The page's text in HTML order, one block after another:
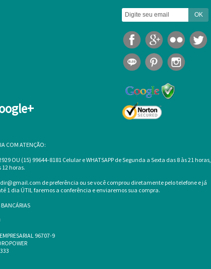
COM ATENÇÃO:
OU (15) 99644-8181 Celular e WHATSAPP de Segunda a Sexta das 8 às 21 horas,
12 horas.
de preferência ou se você comprou diretamente pelo telefone e já
1 dia ÚTIL faremos a conferência e enviaremos sua compra.
96707-9